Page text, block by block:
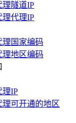
理隧道IP
理代理IP
理国家编码
理地区编码
理IP
可开通的地区